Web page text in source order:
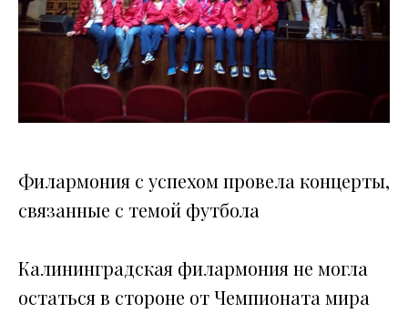
Филармония с успехом провела концерты,
связанные с темой футбола
Калининградская филармония не могла
остаться в стороне от Чемпионата мира